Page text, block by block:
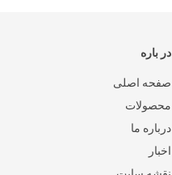
در باره
صفحه اصلی
محصولات
درباره ما
اخبار